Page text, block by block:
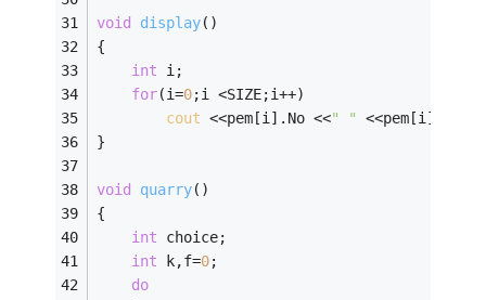
void display()
{
int i;
for(i=0;i <SIZE;i++)
cout <<pem[i].No <<" "
<<pem[i].name
}
void quarry()
{
int choice;
int k,f=0;
do